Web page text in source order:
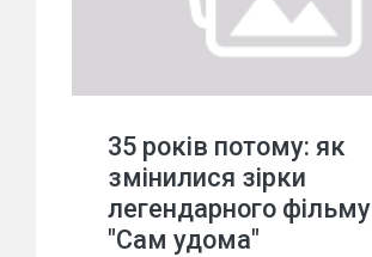
35 років потому: як
змінилися зірки
легендарного фільму
"Сам удома"